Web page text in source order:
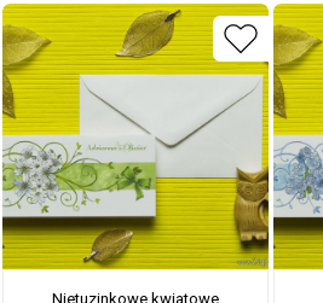
ozdobny. ZAP-95-12
Nietuzinkowe kwiatowe